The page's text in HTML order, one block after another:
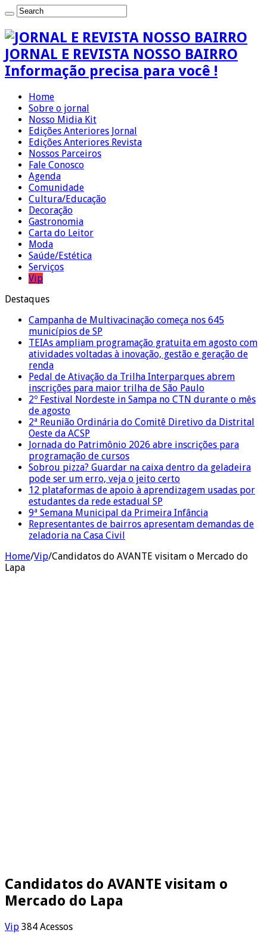
JORNAL E REVISTA NOSSO BAIRRO
Informação precisa para você !
Home
Sobre o jornal
Nosso Midia Kit
Edições Anteriores Jornal
Edições Anteriores Revista
Nossos Parceiros
Fale Conosco
Agenda
Comunidade
Cultura/Educação
Decoração
Gastronomia
Carta do Leitor
Moda
Saúde/Estética
Serviços
Vip
Destaques
Campanha de Multivacinação começa nos 645
municípios de SP
TEIAs ampliam programação gratuita em agosto com
atividades voltadas à inovação, gestão e geração de
renda
Pedal de Ativação da Trilha Interparques abrem
inscrições para maior trilha de São Paulo
2º Festival Nordeste in Sampa no CTN durante o mês
de agosto
2ª Reunião Ordinária do Comitê Diretivo da Distrital
Oeste da ACSP
Jornada do Patrimônio 2026 abre inscrições para
programação de cursos
Sobrou pizza? Guardar na caixa dentro da geladeira
pode ser um erro, veja o jeito certo
12 plataformas de apoio à aprendizagem usadas por
estudantes da rede estadual SP
9ª Semana Municipal da Primeira Infância
Representantes de bairros apresentam demandas de
zeladoria na Casa Civil
Home/Vip/Candidatos do AVANTE visitam o Mercado do
Lapa
Candidatos do AVANTE visitam o
Mercado do Lapa
Vip 384 Acessos